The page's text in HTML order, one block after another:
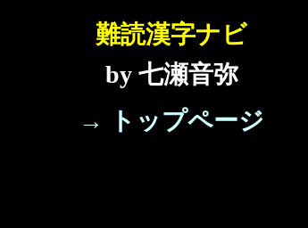
難読漢字ナビ
by 七瀬音弥
→ トップページ